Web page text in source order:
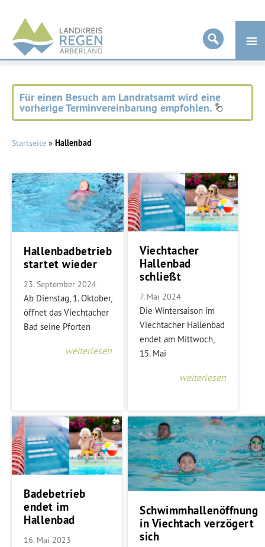
Landkreis
Regen
Für einen Besuch am Landratsamt wird eine
vorherige Terminvereinbarung empfohlen.
Startseite » Hallenbad
Hallenbadbetrieb
startet wieder
23. September 2024
Ab Dienstag, 1. Oktober,
öffnet das Viechtacher
Bad seine Pforten
weiterlesen
Viechtacher
Hallenbad
schließt
7. Mai 2024
Die Wintersaison im
Viechtacher Hallenbad
endet am Mittwoch,
15. Mai
weiterlesen
Badebetrieb
endet im
Hallenbad
16. Mai 2023
Schwimmhallenöffnung
in Viechtach verzögert
sich